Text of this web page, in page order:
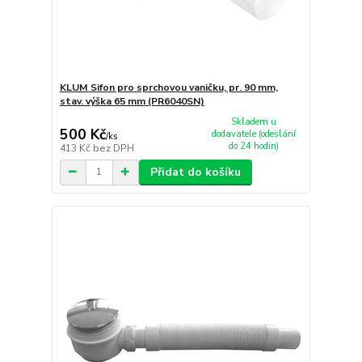
KLUM Sifon pro sprchovou vaničku, pr. 90 mm,
stav. výška 65 mm (PR6040SN)
500 Kč/ks
413 Kč bez DPH
Skladem u
dodavatele (odeslání
do 24 hodin)
Přidat do košíku